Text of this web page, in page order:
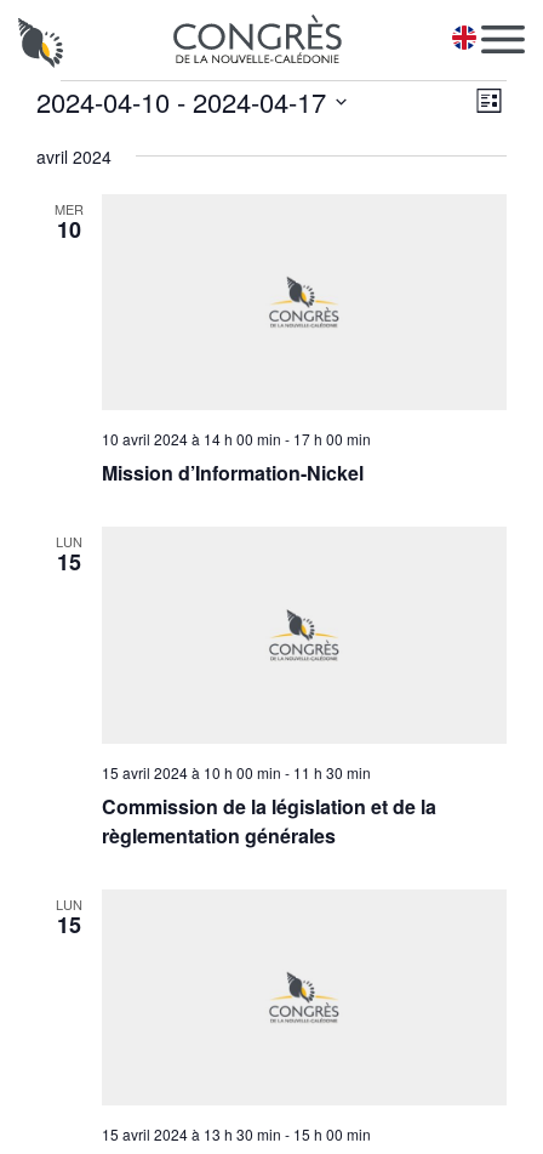
EN
Évènements
vues
Liste
2024-04-10 - 2024-04-17
une
avril 2024
MER
10
Mission d’Information-Nickel
10 avril 2024 à 14 h 00 min - 17 h 00 min
LUN
15
Commission de la législation et de la
règlementation générales
15 avril 2024 à 10 h 00 min - 11 h 30 min
LUN
15
15 avril 2024 à 13 h 30 min - 15 h 00 min
Panneau de gestion des cookies